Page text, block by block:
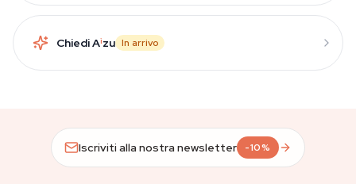
Chiedi Aizu In arrivo
Iscriviti alla nostra newsletter -10%